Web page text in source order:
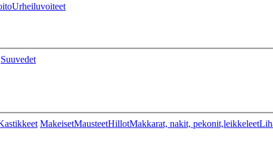
Urheiluvoiteet
Suuvedet
MakeisetMausteetHillotMakkarat, nakit, pekonit,leikkeleet